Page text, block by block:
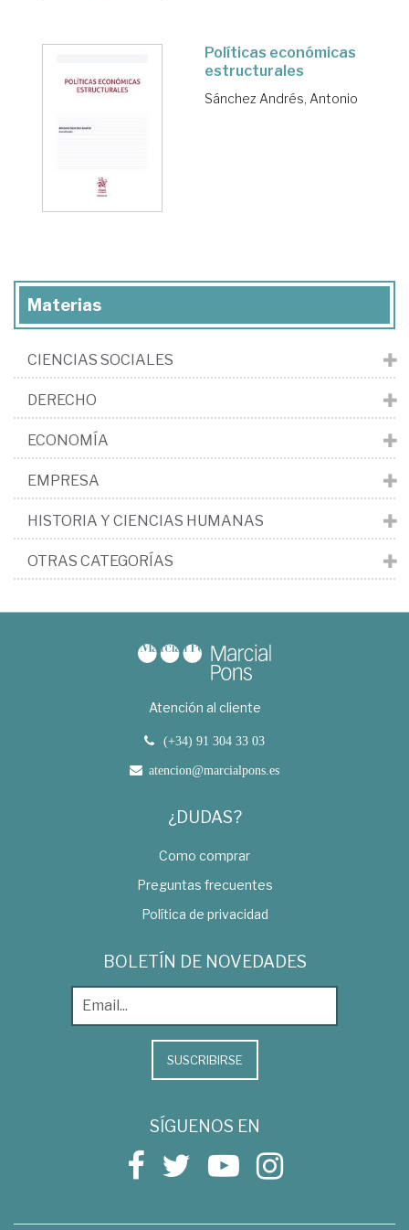
Políticas económicas
estructurales
Sánchez Andrés, Antonio
Materias
CIENCIAS SOCIALES
DERECHO
ECONOMÍA
EMPRESA
HISTORIA Y CIENCIAS HUMANAS
OTRAS CATEGORÍAS
Atención al cliente
(+34) 91 304 33 03
atencion@marcialpons.es
¿DUDAS?
Como comprar
Preguntas frecuentes
Política de privacidad
BOLETÍN DE NOVEDADES
SUSCRIBIRSE
SÍGUENOS EN